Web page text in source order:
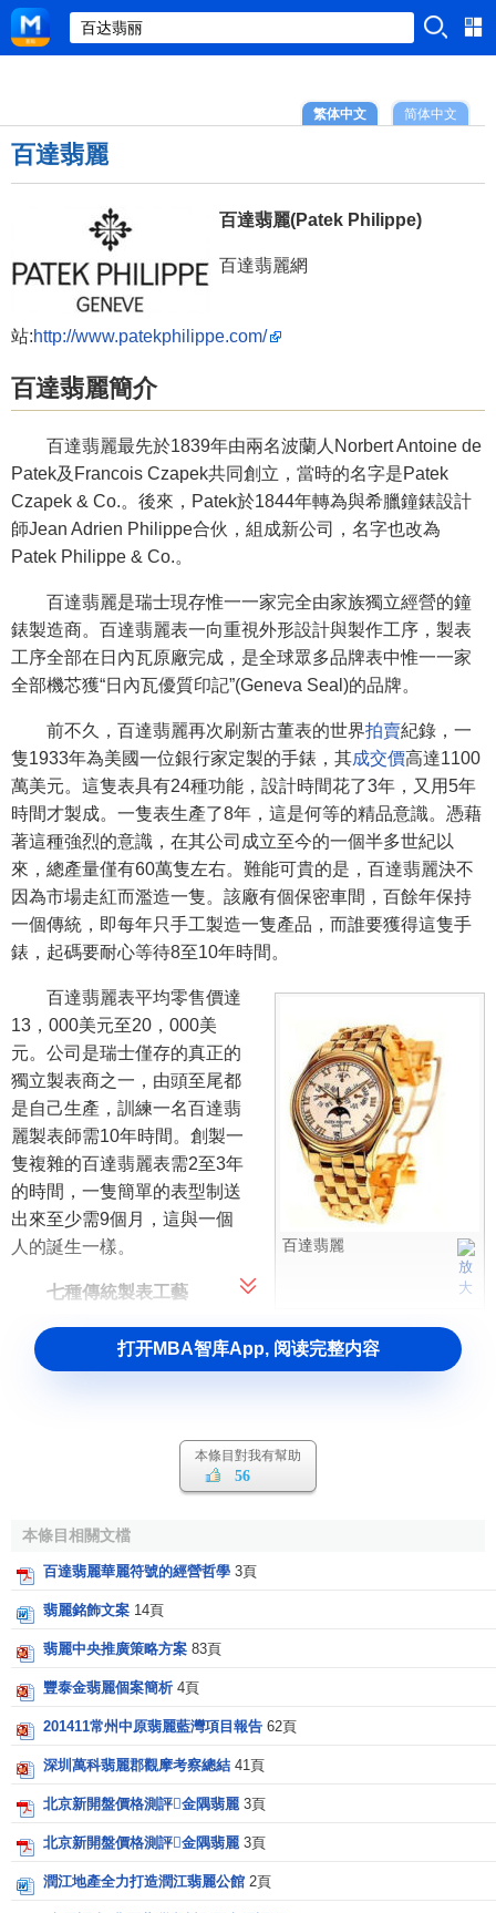
简体中文
繁体中文
百達翡麗
百達翡麗(Patek Philippe)
百達翡麗網
站:http://www.patekphilippe.com/
百達翡麗簡介
百達翡麗最先於1839年由兩名波蘭人Norbert Antoine de
Patek及Francois Czapek共同創立，當時的名字是Patek
Czapek & Co.。後來，Patek於1844年轉為與希臘鐘錶設計
師Jean Adrien Philippe合伙，組成新公司，名字也改為
Patek Philippe & Co.。
百達翡麗是瑞士現存惟一一家完全由家族獨立經營的鐘
錶製造商。百達翡麗表一向重視外形設計與製作工序，製表
工序全部在日內瓦原廠完成，是全球眾多品牌表中惟一一家
全部機芯獲“日內瓦優質印記”(Geneva Seal)的品牌。
前不久，百達翡麗再次刷新古董表的世界拍賣紀錄，一
隻1933年為美國一位銀行家定製的手錶，其成交價高達1100
萬美元。這隻表具有24種功能，設計時間花了3年，又用5年
時間才製成。一隻表生產了8年，這是何等的精品意識。憑藉
著這種強烈的意識，在其公司成立至今的一個半多世紀以
來，總產量僅有60萬隻左右。難能可貴的是，百達翡麗決不
因為市場走紅而濫造一隻。該廠有個保密車間，百餘年保持
一個傳統，即每年只手工製造一隻產品，而誰要獲得這隻手
錶，起碼要耐心等待8至10年時間。
百達翡麗
百達翡麗表平均零售價達
13，000美元至20，000美
元。公司是瑞士僅存的真正的
獨立製表商之一，由頭至尾都
是自己生產，訓練一名百達翡
麗製表師需10年時間。創製一
隻複雜的百達翡麗表需2至3年
的時間，一隻簡單的表型制送
出來至少需9個月，這與一個
人的誕生一樣。
七種傳統製表工藝
瑞士表壇稱這種傳統製造
手法為日內瓦七種傳統製表工藝（The Seven Crafts of
自十七世紀初以來，日內瓦一直是鐘錶業的發展中心，
鐘錶師精通這七種古代流傳下來的工藝，並且結合了藝術、
百達翡麗善用這些技能，製成精確細緻的鐘錶，流傳後世。
足二萬隻。這麼稀少的產量，常讓表迷是「有錢也買不到」
的愁恫，96年底，百達翡麗錶廠成功地將分散於各地的生產
工場集中到新完工的總廠後，今年，在巴塞爾大展中，PP總
裁兼總經理菲利甫·史登恩笑咪咪說：以後，不再受限於二萬
隻。
每隻表皆獲日內瓦標記
百達翡麗大部份的表內皆獲日內瓦標記（The Geneva
Seal），這是一個高質內部運行機件的標記。日內瓦標記自
1886年始創以來，訂下製造鐘錶的標準，以確認高超的瑞士
打开MBA智库App, 阅读完整内容
本條目對我有幫助
56
本條目相關文檔
百達翡麗華麗符號的經營哲學 3頁
翡麗銘飾文案 14頁
翡麗中央推廣策略方案 83頁
豐泰金翡麗個案簡析 4頁
201411常州中原翡麗藍灣項目報告 62頁
深圳萬科翡麗郡觀摩考察總結 41頁
北京新開盤價格測評金隅翡麗 3頁
北京新開盤價格測評金隅翡麗 3頁
潤江地產全力打造潤江翡麗公館 2頁